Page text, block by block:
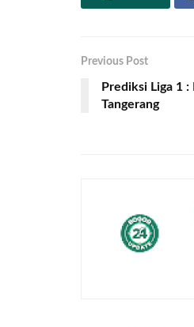
Previous Post
Prediksi Liga 1
Tangerang